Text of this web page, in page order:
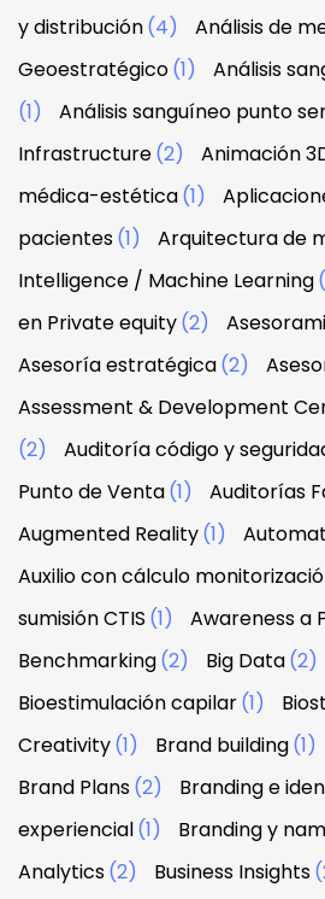
y distribución(4) Análisis de
Geoestratégico(1)
Análisis
(1)
Análisis sanguíneo punto
Infrastructure(2) Animación
médica-estética(1)
pacientes(1) Arquitectura de
Intelligence / Machine Learning
en Private equity(2)
Asesoría estratégica(2)
Assessment & Development
(2)
Auditoría código y
Punto de Venta(1) Auditorías
Augmented Reality(1)
Auxilio con cálculo
sumisión CTIS (1) Awareness a
Benchmarking(2) Big Data(2)
Bioestimulación capilar(1)
Creativity(1) Brand building(1)
Brand Plans(2) Branding e
experiencial(1) Branding y
Analytics(2) Business Insights